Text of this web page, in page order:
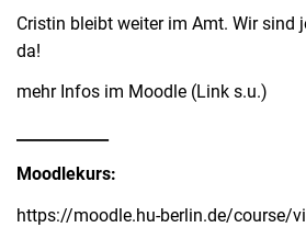
Cristin bleibt weiter im Amt. Wir sind
da!
mehr Infos im Moodle (Link s.u.)
Moodlekurs:
https://moodle.hu-berlin.de/course/